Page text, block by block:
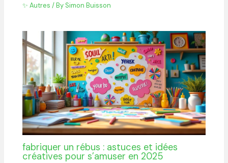
✨ Autres / By Simon Buisson
fabriquer un rébus : astuces et idées
créatives pour s’amuser en 2025